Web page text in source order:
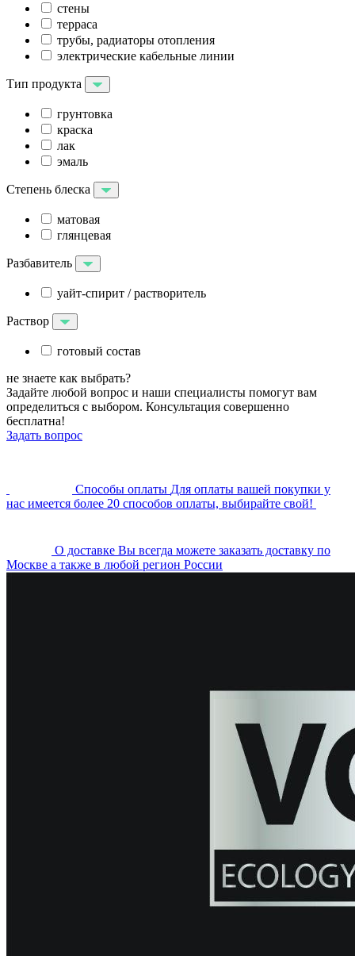
стены
терраса
трубы, радиаторы отопления
электрические кабельные линии
Тип продукта
грунтовка
краска
лак
эмаль
Степень блеска
матовая
глянцевая
Разбавитель
уайт-спирит / растворитель
Раствор
готовый состав
не знаете как выбрать?
Задайте любой вопрос и наши специалисты помогут вам
определиться с выбором. Консультация совершенно
бесплатна!
Задать вопрос
Cпособы оплаты Для оплаты вашей покупки у
нас имеется более 20 способов оплаты, выбирайте свой!
О доставке Вы всегда можете заказать доставку по
Москве а также в любой регион России